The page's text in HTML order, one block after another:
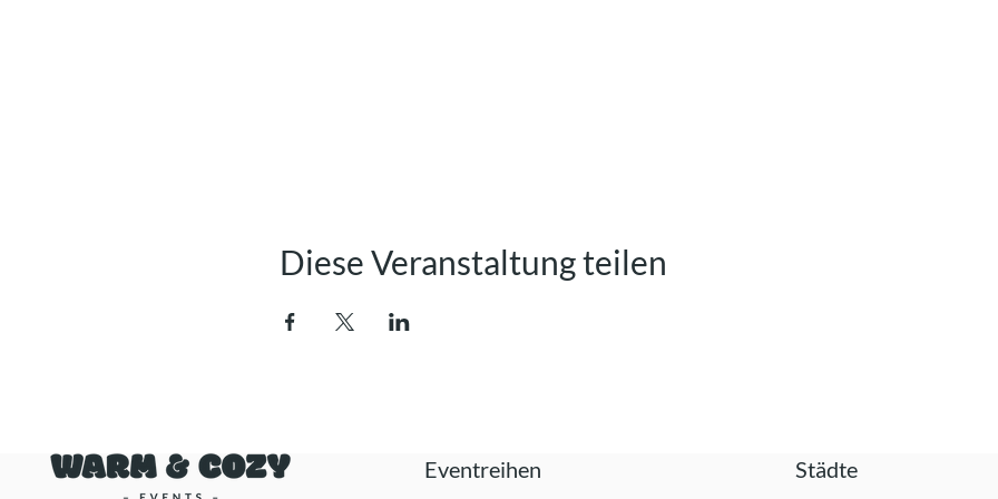
Diese Veranstaltung teilen
Eventreihen Städte